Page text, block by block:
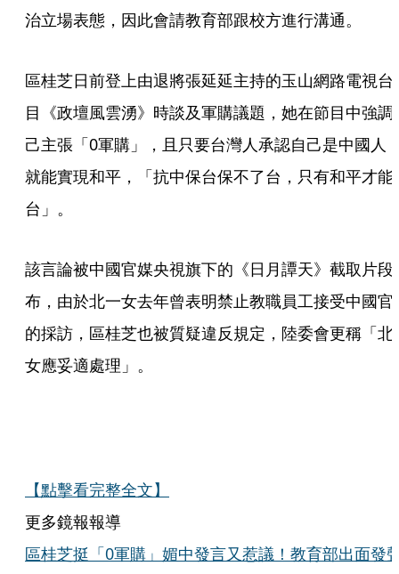
治立場表態，因此會請教育部跟校方進行溝通。
區桂芝日前登上由退將張延延主持的玉山網路電視台
目《政壇風雲湧》時談及軍購議題，她在節目中強調
己主張「0軍購」，且只要台灣人承認自己是中國人
就能實現和平，「抗中保台保不了台，只有和平才能
台」。
該言論被中國官媒央視旗下的《日月譚天》截取片段
布，由於北一女去年曾表明禁止教職員工接受中國官
的採訪，區桂芝也被質疑違反規定，陸委會更稱「北
女應妥適處理」。
【點擊看完整全文】
更多鏡報報導
區桂芝挺「0軍購」媚中發言又惹議！教育部出面發